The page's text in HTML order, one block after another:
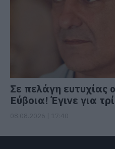
Σε πελάγη ευτυχίας
Εύβοια! Έγινε για